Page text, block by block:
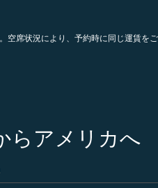
席状況により、予約時に同じ運賃
らアメリカへ